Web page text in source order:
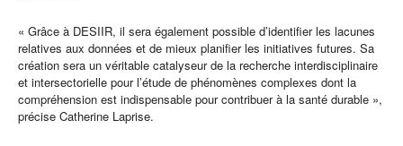
« Grâce à DESIIR, il sera également possible d’identifier les lacunes
relatives aux données et de mieux planifier les initiatives futures. Sa
création sera un véritable catalyseur de la recherche interdisciplinaire
et intersectorielle pour l’étude de phénomènes complexes dont la
compréhension est indispensable pour contribuer à la santé durable »,
précise Catherine Laprise.